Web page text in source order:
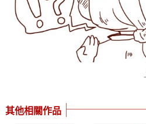
其他相關作品